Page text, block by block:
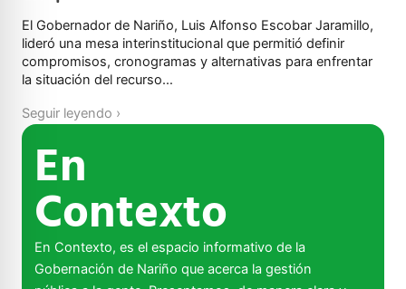
El Gobernador de Nariño, Luis Alfonso Escobar Jaramillo,
lideró una mesa interinstitucional que permitió definir
compromisos, cronogramas y alternativas para enfrentar
la situación del recurso…
Seguir leyendo ›
En
Contexto
En Contexto, es el espacio informativo de la
Gobernación de Nariño que acerca la gestión